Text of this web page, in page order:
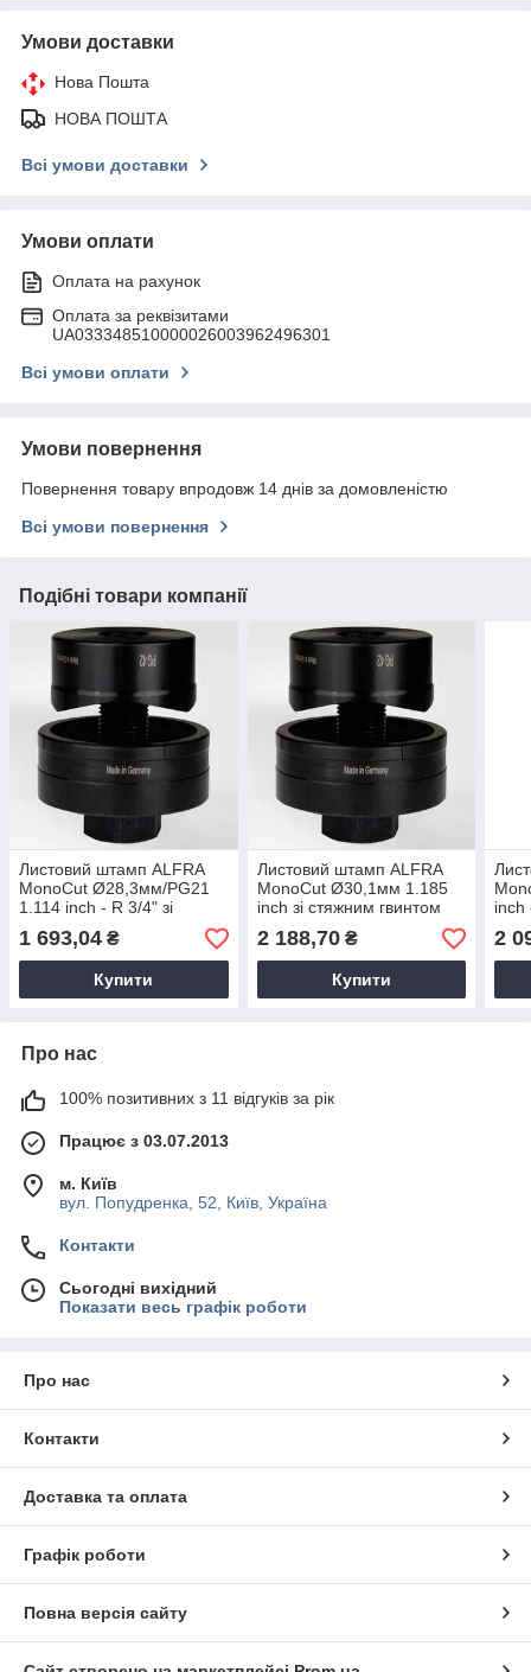
Умови доставки
Нова Пошта
НОВА ПОШТА
Всі умови доставки
Умови оплати
Оплата на рахунок
Оплата за реквізитами
UA033348510000026003962496301
Всі умови оплати
Умови повернення
Повернення товару впродовж 14 днів за домовленістю
Всі умови повернення
Подібні товари компанії
Листовий штамп ALFRA
MonoCut Ø28,3мм/PG21
1.114 inch - R 3/4" зі
стяжним гвинтом
1 693,04 ₴
Купити
Листовий штамп ALFRA
MonoCut Ø30,1мм 1.185
inch зі стяжним гвинтом
2 188,70₴
Купити
inch
2
Про нас
100% позитивних з 11 відгуків за рік
Працює з 03.07.2013
м. Київ
вул. Попудренка, 52, Київ, Україна
Контакти
Сьогодні вихідний
Показати весь графік роботи
Про нас
Контакти
Доставка та оплата
Графік роботи
Повна версія сайту